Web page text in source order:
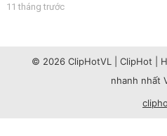
11 tháng trước
© 2026 ClipHotVL | ClipHot |
nhanh nhất